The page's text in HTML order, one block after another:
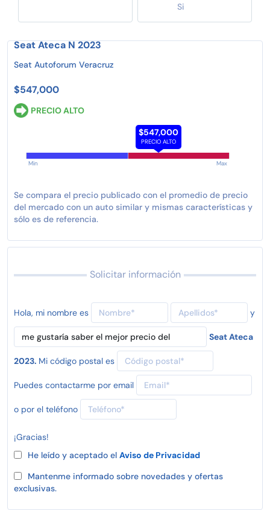
Si
Seat Ateca N 2023
Seat Autoforum Veracruz
$547,000
PRECIO ALTO
$547,000
PRECIO ALTO
Min Max
Se compara el precio publicado con el promedio de precio
del mercado con un auto similar y mismas características y
sólo es de referencia.
Solicitar información
Hola, mi nombre es y
Seat Ateca
2023. Mi código postal es
Puedes contactarme por email
o por el teléfono
¡Gracias!
He leído y aceptado el Aviso de Privacidad
Mantenme informado sobre novedades y ofertas
exclusivas.